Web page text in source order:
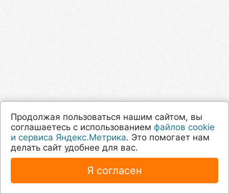
Продолжая пользоваться нашим сайтом, вы
соглашаетесь с использованием файлов cookie
и сервиса Яндекс.Метрика. Это помогает нам
делать сайт удобнее для вас.
Я согласен